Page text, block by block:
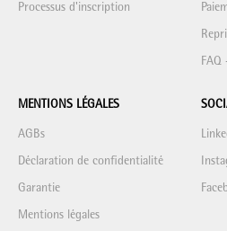
Processus d'inscription
MENTIONS LÉGALES
AGBs
Déclaration de confidentialité
Garantie
Mentions légales